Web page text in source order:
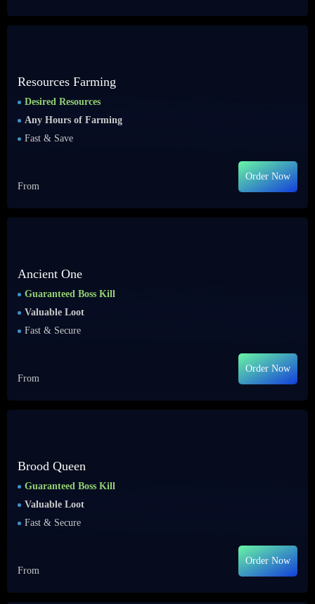
Resources Farming
Desired Resources
Any Hours of Farming
Fast & Save
From
Order Now
Ancient One
Guaranteed Boss Kill
Valuable Loot
Fast & Secure
From
Order Now
Brood Queen
Guaranteed Boss Kill
Valuable Loot
Fast & Secure
From
Order Now